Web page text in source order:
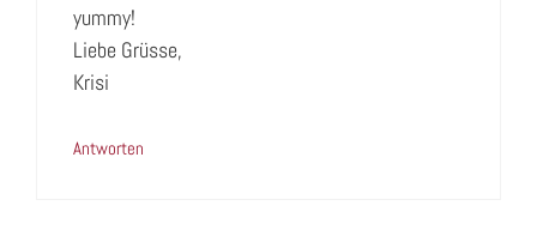
yummy!
Liebe Grüsse,
Krisi
Antworten